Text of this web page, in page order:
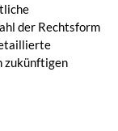
der Rechtsform
zukünftigen